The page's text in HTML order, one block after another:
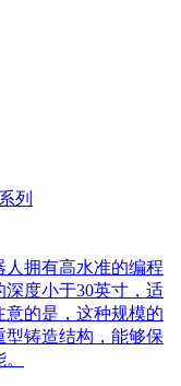
列
人拥有高水准的编程
度小于30英寸，适
意的是，这种规模的
铸造结构，能够保